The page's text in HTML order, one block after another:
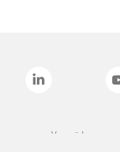
Varumärken som